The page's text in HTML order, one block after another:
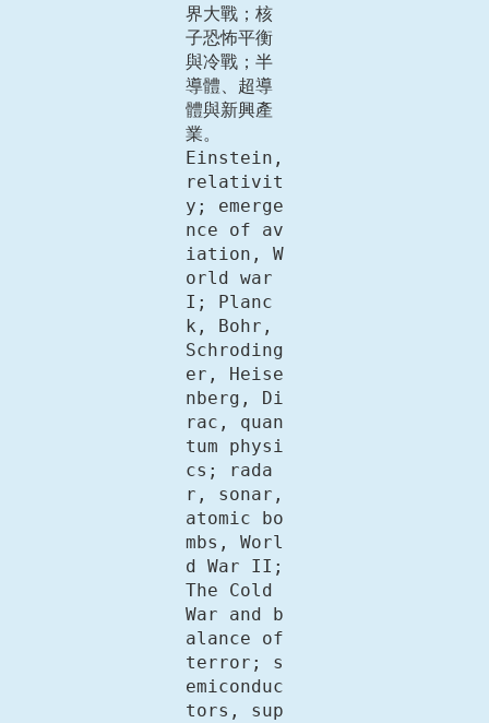
界大戰；核
子恐怖平衡
與冷戰；半
導體、超導
體與新興產
業。
Einstein,
relativit
y; emerge
nce of av
iation, W
orld war
I; Planc
k, Bohr,
Schroding
er, Heise
nberg, Di
rac, quan
tum physi
cs; rada
r, sonar,
atomic bo
mbs, Worl
d War II;
The Cold
War and b
alance of
terror; s
emiconduc
tors, sup